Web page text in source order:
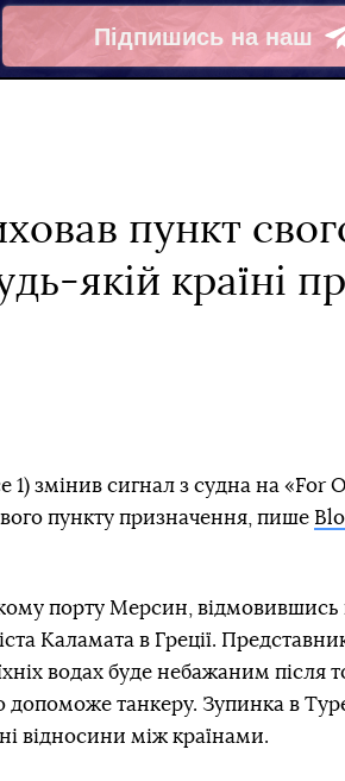
Підпишись на наш
Telegram
пункт
якій країні
змінив сигнал з судна на «For
пункту призначення, пише
порту Мерсин, відмовившись
Каламата в Греції.
водах буде небажаним після
танкеру. Зупинка в
відносини між країнами.